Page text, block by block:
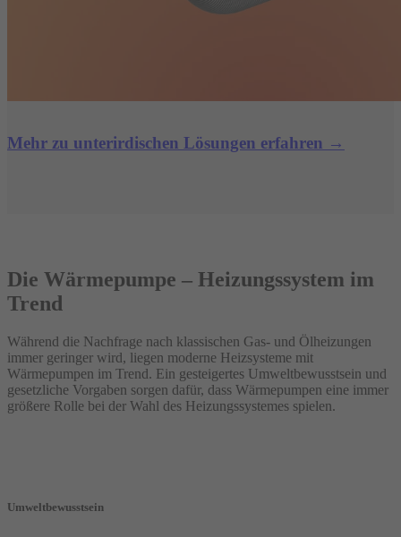
Mehr zu unterirdischen Lösungen erfahren →
Die Wärmepumpe – Heizungssystem im
Trend
Während die Nachfrage nach klassischen Gas- und Ölheizungen
immer geringer wird, liegen moderne Heizsysteme mit
Wärmepumpen im Trend. Ein gesteigertes Umweltbewusstsein und
gesetzliche Vorgaben sorgen dafür, dass Wärmepumpen eine immer
größere Rolle bei der Wahl des Heizungssystemes spielen.
Umweltbewusstsein